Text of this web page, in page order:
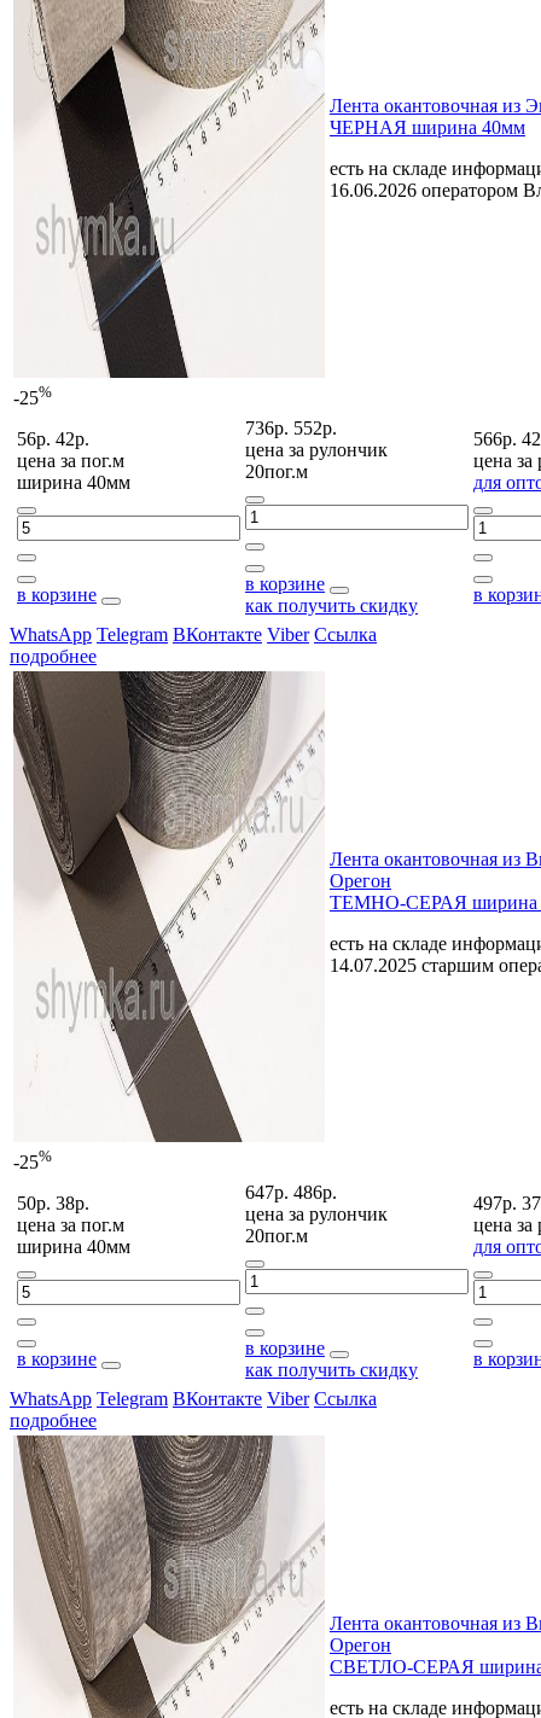
-25%
Лента окантовочная из
ЧЕРНАЯ ширина 40мм
есть на складе
16.06.2026 оператором
56р. 42р.
цена за пог.м
ширина 40мм
в корзине
736р. 552р.
цена за рулончик
20пог.м
в корзине
как получить скидку
566р.
цена за
для
в
WhatsApp Telegram ВКонтакте Viber Ссылка
подробнее
-25%
Лента окантовочная из
Орегон
ТЕМНО-СЕРАЯ ширина
есть на складе
14.07.2025 старшим
50р. 38р.
цена за пог.м
ширина 40мм
в корзине
647р. 486р.
цена за рулончик
20пог.м
в корзине
как получить скидку
497р.
цена за
для
в
WhatsApp Telegram ВКонтакте Viber Ссылка
подробнее
Лента окантовочная из
Орегон
СВЕТЛО-СЕРАЯ
есть на складе